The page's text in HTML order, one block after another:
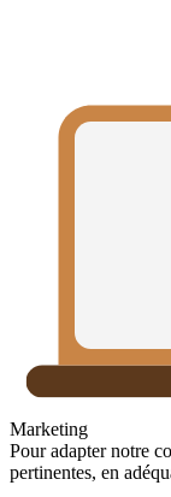
Marketing
Pour adapter notre
pertinentes, en